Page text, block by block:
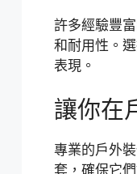
許多經驗豐
和耐用性。
表現。
讓你在
專業的戶外
套，確保它